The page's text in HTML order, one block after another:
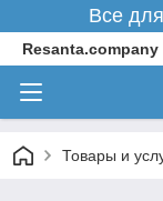
Все
Resanta.company
Товары и